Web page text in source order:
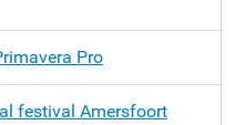
Pro
festival Amersfoort